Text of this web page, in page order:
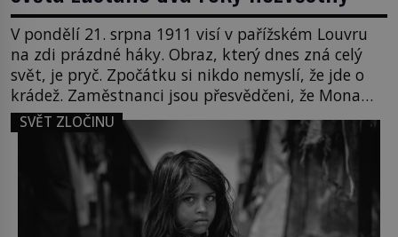
V pondělí 21. srpna 1911 visí v pařížském Louvru
na zdi prázdné háky. Obraz, který dnes zná celý
svět, je pryč. Zpočátku si nikdo nemyslí, že jde o
krádež. Zaměstnanci jsou přesvědčeni, že Mona
Lisa je jen v restaurátorské dílně nebo u fotografa.
Když se ukáže pravda, propukne jeden z největších
honů na zloděje v […]
SVĚT ZLOČINU